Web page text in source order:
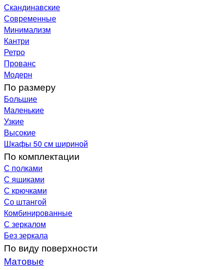
Скандинавские
Современные
Минимализм
Кантри
Ретро
Прованс
Модерн
По размеру
Большие
Маленькие
Узкие
Высокие
Шкафы 50 см шириной
По комплектации
С полками
С ящиками
С крючками
Со штангой
Комбинированные
С зеркалом
Без зеркала
По виду поверхности
Матовые